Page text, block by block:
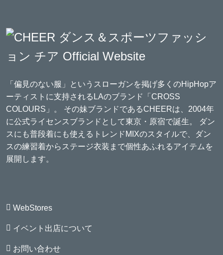
「偏見のない服」というスローガンを掲げ多くのHipHopア
ーティストに支持されるLAのブランド「CROSS
COLOURS」。 その妹ブランドであるCHEERは、2004年
に公式ライセンスブランドとして東京・原宿で誕生。 ダン
スにも普段着にも使えるトレンドMIXのスタイルで、ダン
スの練習着からステージ衣装まで個性あふれるアイテムを
展開します。
WebStores
イベント出店について
お問い合わせ